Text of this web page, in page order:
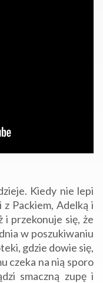
Kiedy nie lepi
z Packiem, Adelką i
i przekonuje się, że
w poszukiwaniu
gdzie dowie się,
czeka na nią sporo
smaczną zupę i